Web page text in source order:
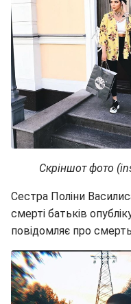
Скріншот фото
Сестра Поліни
смерті батьків
повідомляє про